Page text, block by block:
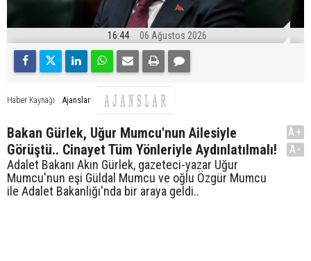
16:44 06 Ağustos 2026
Haber Kaynağı Ajanslar
Bakan Gürlek, Uğur Mumcu'nun Ailesiyle
Görüştü.. Cinayet Tüm Yönleriyle Aydınlatılmalı!
Adalet Bakanı Akın Gürlek, gazeteci-yazar Uğur
Mumcu'nun eşi Güldal Mumcu ve oğlu Özgür Mumcu
ile Adalet Bakanlığı'nda bir araya geldi..
A+
A-